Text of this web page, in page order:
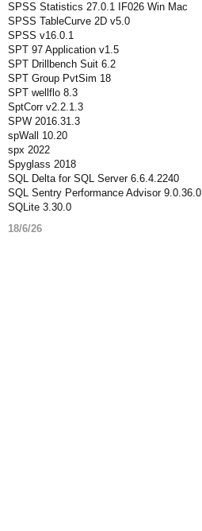
SPSS Statistics 27.0.1 IF026 Win Mac
SPSS TableCurve 2D v5.0
SPSS v16.0.1
SPT 97 Application v1.5
SPT Drillbench Suit 6.2
SPT Group PvtSim 18
SPT wellflo 8.3
SptCorr v2.2.1.3
SPW 2016.31.3
spWall 10.20
spx 2022
Spyglass 2018
SQL Delta for SQL Server 6.6.4.2240
SQL Sentry Performance Advisor 9.0.36.0
SQLite 3.30.0
18/6/26